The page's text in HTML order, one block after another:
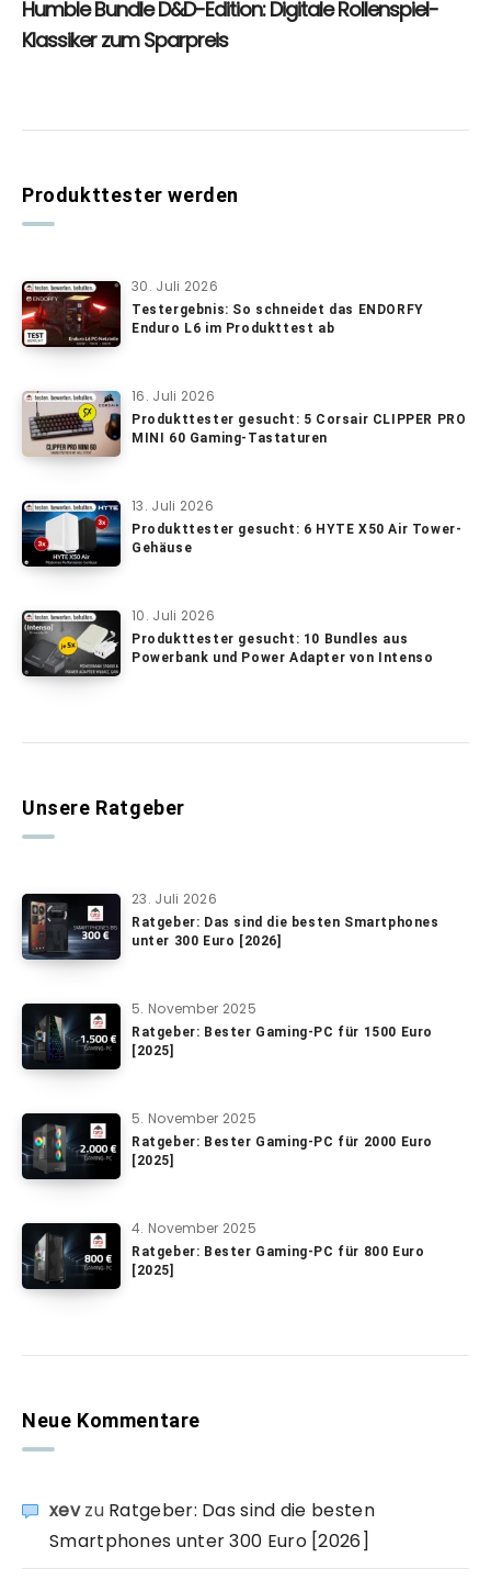
Produkttester werden
30. Juli 2026
Testergebnis: So schneidet das ENDORFY
Enduro L6 im Produkttest ab
16. Juli 2026
Produkttester gesucht: 5 Corsair CLIPPER PRO
MINI 60 Gaming-Tastaturen
13. Juli 2026
Produkttester gesucht: 6 HYTE X50 Air Tower-
Gehäuse
10. Juli 2026
Produkttester gesucht: 10 Bundles aus
Powerbank und Power Adapter von Intenso
Unsere Ratgeber
23. Juli 2026
Ratgeber: Das sind die besten Smartphones
unter 300 Euro [2026]
5. November 2025
Ratgeber: Bester Gaming-PC für 1500 Euro
[2025]
5. November 2025
Ratgeber: Bester Gaming-PC für 2000 Euro
[2025]
4. November 2025
Ratgeber: Bester Gaming-PC für 800 Euro
[2025]
Neue Kommentare
xevzu Ratgeber: Das sind die besten
Smartphones unter 300 Euro [2026]